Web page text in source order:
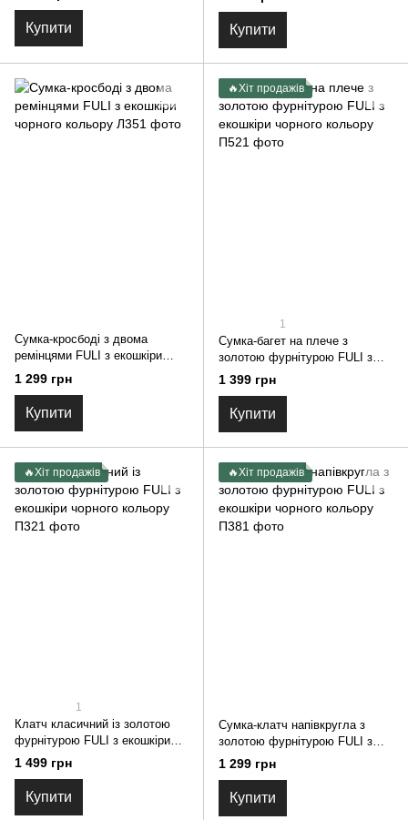
Купити Купити
Сумка-кросбоді з двома
ремінцями FULI з екошкіри
чорного кольору
1 299 грн
Купити
🔥Хіт продажів
1
Сумка-багет на плече з
золотою фурнітурою FULI з
екошкіри чорного кольору
1 399 грн
Купити
🔥Хіт продажів
1
Клатч класичний із золотою
фурнітурою FULI з екошкіри
чорного кольору
1 499 грн
Купити
🔥Хіт продажів
Сумка-клатч напівкругла з
золотою фурнітурою FULI з
екошкіри чорного кольору
1 299 грн
Купити